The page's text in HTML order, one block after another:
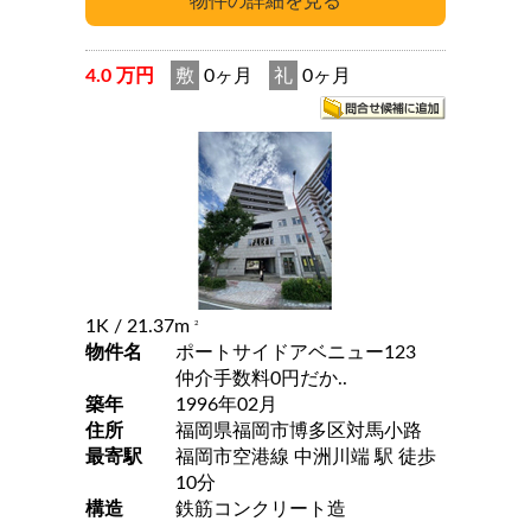
4.0 万円 敷 0ヶ月 礼 0ヶ月
1K / 21.37m 2
物件名
ポートサイドアベニュー123
仲介手数料0円だか..
築年
1996年02月
住所
福岡県福岡市博多区対馬小路
最寄駅
福岡市空港線 中洲川端 駅 徒歩
10分
構造
鉄筋コンクリート造